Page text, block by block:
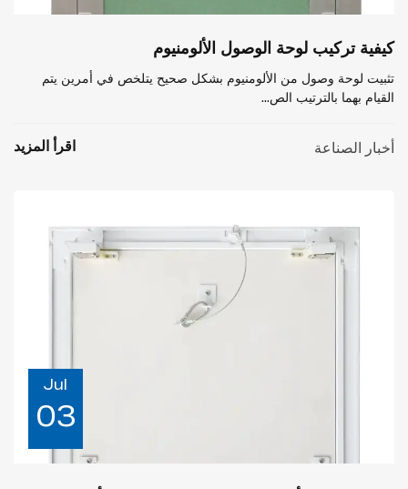
كيفية تركيب لوحة الوصول الألومنيوم
تثبيت لوحة وصول من الألومنيوم بشكل صحيح يتلخص في أمرين يتم
القيام بهما بالترتيب الص...
أخبار الصناعة اقرأ المزيد
Jul
03